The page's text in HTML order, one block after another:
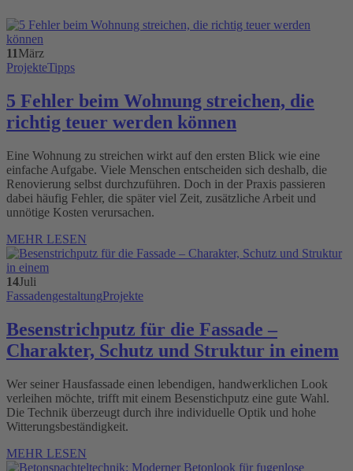
11März
ProjekteTipps
5 Fehler beim Wohnung streichen, die
richtig teuer werden können
Eine Wohnung zu streichen wirkt auf den ersten Blick wie eine
einfache Aufgabe. Viele Menschen entscheiden sich deshalb, die
Renovierung selbst durchzuführen. Doch in der Praxis passieren
dabei häufig Fehler, die später viel Zeit, zusätzliche Arbeit und
unnötige Kosten verursachen.
MEHR LESEN
14Juli
FassadengestaltungProjekte
Besenstrichputz für die Fassade –
Charakter, Schutz und Struktur in einem
Wer seiner Hausfassade einen lebendigen, handwerklichen Look
verleihen möchte, trifft mit einem Besenstichputz eine gute Wahl.
Die Technik überzeugt durch ihre individuelle Optik und hohe
Witterungsbeständigkeit.
MEHR LESEN